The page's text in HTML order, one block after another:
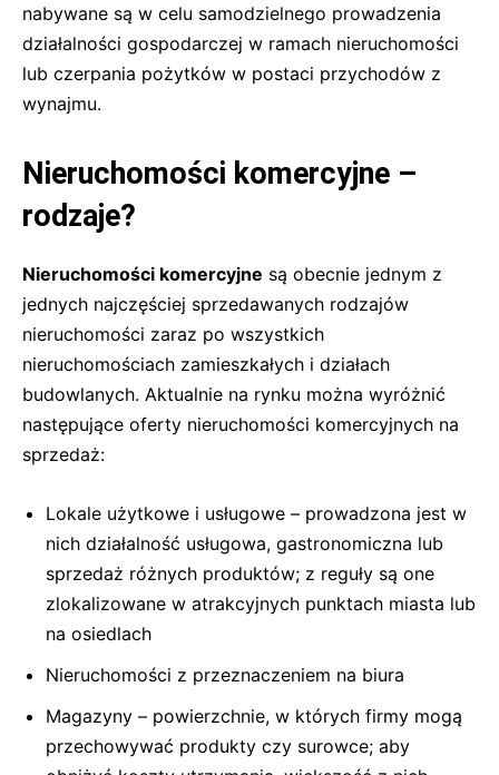
nabywane są w celu samodzielnego prowadzenia
działalności gospodarczej w ramach nieruchomości
lub czerpania pożytków w postaci przychodów z
wynajmu.
Nieruchomości komercyjne –
rodzaje?
Nieruchomości komercyjne są obecnie jednym z
jednych najczęściej sprzedawanych rodzajów
nieruchomości zaraz po wszystkich
nieruchomościach zamieszkałych i działach
budowlanych. Aktualnie na rynku można wyróżnić
następujące oferty nieruchomości komercyjnych na
sprzedaż:
Lokale użytkowe i usługowe – prowadzona jest w
nich działalność usługowa, gastronomiczna lub
sprzedaż różnych produktów; z reguły są one
zlokalizowane w atrakcyjnych punktach miasta lub
na osiedlach
Nieruchomości z przeznaczeniem na biura
Magazyny – powierzchnie, w których firmy mogą
przechowywać produkty czy surowce; aby